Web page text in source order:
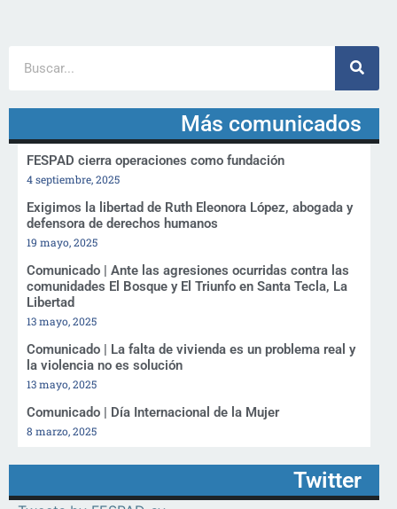
Más comunicados
FESPAD cierra operaciones como fundación
4 septiembre, 2025
Exigimos la libertad de Ruth Eleonora López, abogada y
defensora de derechos humanos
19 mayo, 2025
Comunicado | Ante las agresiones ocurridas contra las
comunidades El Bosque y El Triunfo en Santa Tecla, La
Libertad
13 mayo, 2025
Comunicado | La falta de vivienda es un problema real y
la violencia no es solución
13 mayo, 2025
Comunicado | Día Internacional de la Mujer
8 marzo, 2025
Twitter